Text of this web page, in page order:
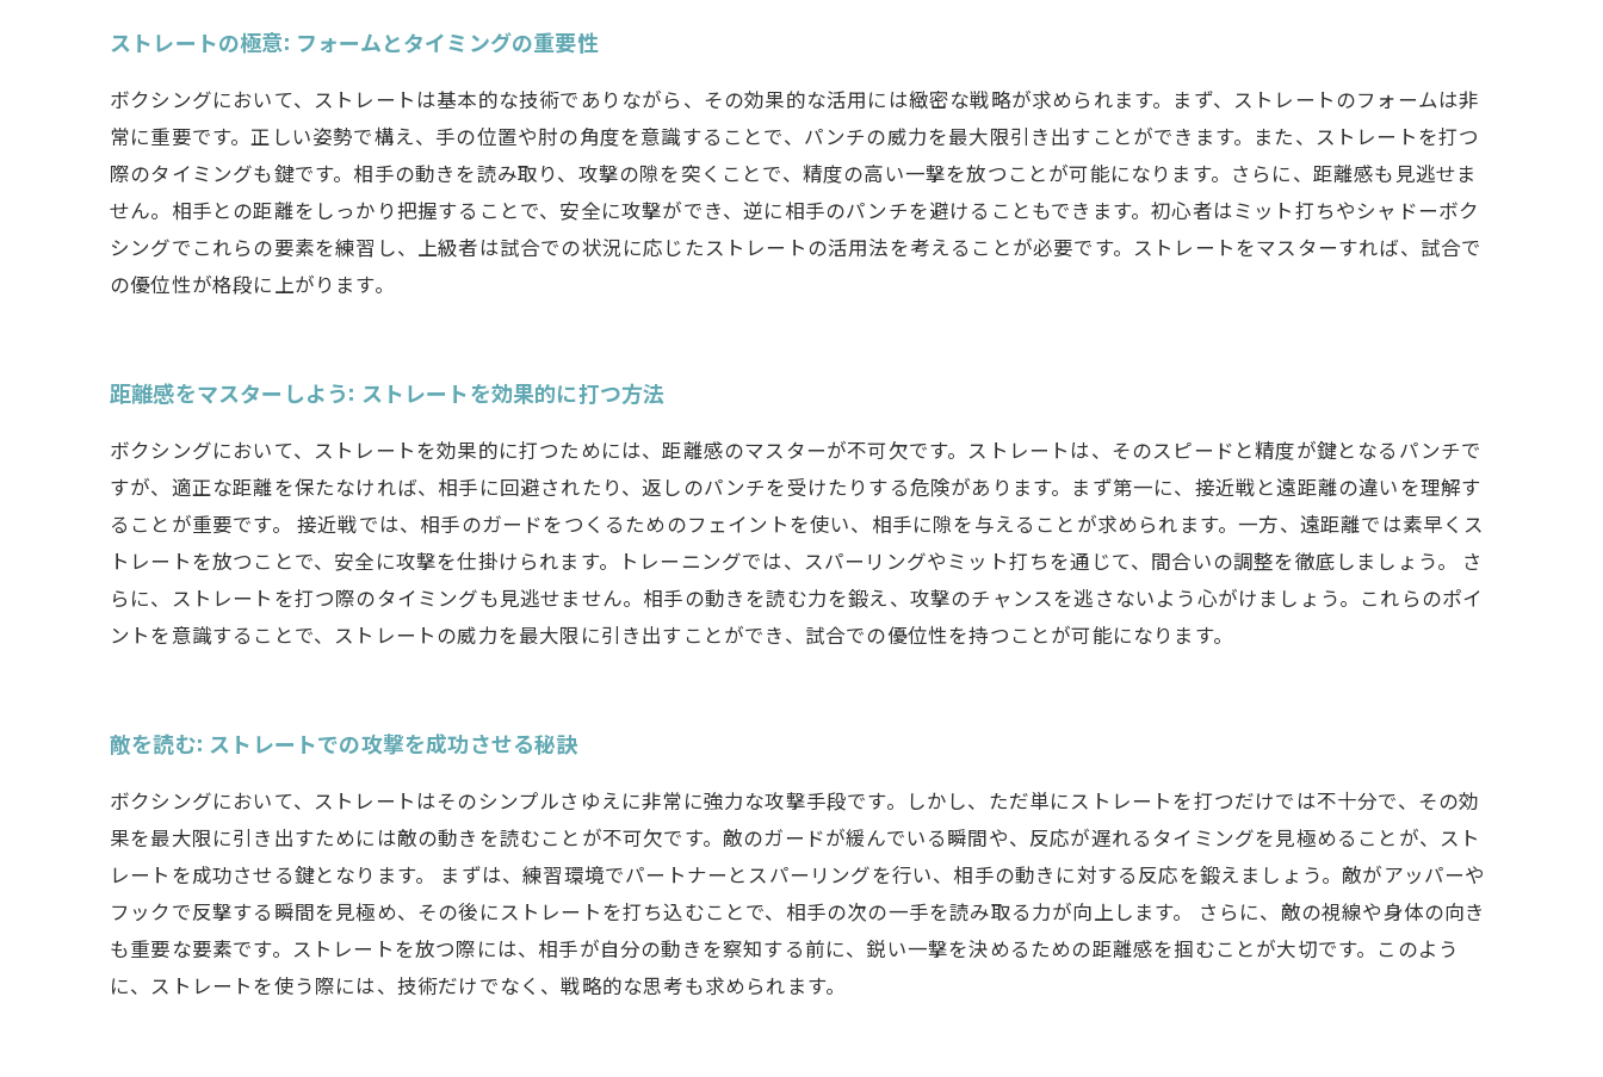
ストレートの極意: フォームとタイミングの重要性
ボクシングにおいて、ストレートは基本的な技術でありながら、その効果的な活用には緻密な戦略が求められます。まず、ストレートのフォームは非
常に重要です。正しい姿勢で構え、手の位置や肘の角度を意識することで、パンチの威力を最大限引き出すことができます。また、ストレートを打つ
際のタイミングも鍵です。相手の動きを読み取り、攻撃の隙を突くことで、精度の高い一撃を放つことが可能になります。さらに、距離感も見逃せま
せん。相手との距離をしっかり把握することで、安全に攻撃ができ、逆に相手のパンチを避けることもできます。初心者はミット打ちやシャドーボク
シングでこれらの要素を練習し、上級者は試合での状況に応じたストレートの活用法を考えることが必要です。ストレートをマスターすれば、試合で
の優位性が格段に上がります。
距離感をマスターしよう: ストレートを効果的に打つ方法
ボクシングにおいて、ストレートを効果的に打つためには、距離感のマスターが不可欠です。ストレートは、そのスピードと精度が鍵となるパンチで
すが、適正な距離を保たなければ、相手に回避されたり、返しのパンチを受けたりする危険があります。まず第一に、接近戦と遠距離の違いを理解す
ることが重要です。 接近戦では、相手のガードをつくるためのフェイントを使い、相手に隙を与えることが求められます。一方、遠距離では素早くス
トレートを放つことで、安全に攻撃を仕掛けられます。トレーニングでは、スパーリングやミット打ちを通じて、間合いの調整を徹底しましょう。 さ
らに、ストレートを打つ際のタイミングも見逃せません。相手の動きを読む力を鍛え、攻撃のチャンスを逃さないよう心がけましょう。これらのポイ
ントを意識することで、ストレートの威力を最大限に引き出すことができ、試合での優位性を持つことが可能になります。
敵を読む: ストレートでの攻撃を成功させる秘訣
ボクシングにおいて、ストレートはそのシンプルさゆえに非常に強力な攻撃手段です。しかし、ただ単にストレートを打つだけでは不十分で、その効
果を最大限に引き出すためには敵の動きを読むことが不可欠です。敵のガードが緩んでいる瞬間や、反応が遅れるタイミングを見極めることが、スト
レートを成功させる鍵となります。 まずは、練習環境でパートナーとスパーリングを行い、相手の動きに対する反応を鍛えましょう。敵がアッパーや
フックで反撃する瞬間を見極め、その後にストレートを打ち込むことで、相手の次の一手を読み取る力が向上します。 さらに、敵の視線や身体の向き
も重要な要素です。ストレートを放つ際には、相手が自分の動きを察知する前に、鋭い一撃を決めるための距離感を掴むことが大切です。このよう
に、ストレートを使う際には、技術だけでなく、戦略的な思考も求められます。